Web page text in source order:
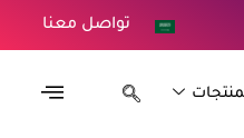
تواصل معنا